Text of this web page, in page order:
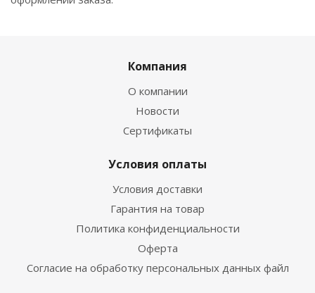
Компания
О компании
Новости
Сертификаты
Условия оплаты
Условия доставки
Гарантия на товар
Политика конфиденциальности
Оферта
Согласие на обработку персональных данных файл